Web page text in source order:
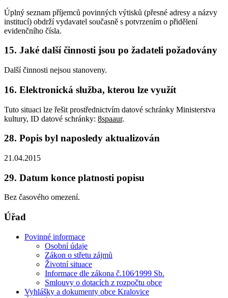
Úplný seznam příjemců povinných výtisků (přesné adresy a názvy
institucí) obdrží vydavatel současně s potvrzením o přidělení
evidenčního čísla.
15. Jaké další činnosti jsou po žadateli požadovány
Další činnosti nejsou stanoveny.
16. Elektronická služba, kterou lze využít
Tuto situaci lze řešit prostřednictvím datové schránky Ministerstva
kultury, ID datové schránky: 8spaaur.
28. Popis byl naposledy aktualizován
21.04.2015
29. Datum konce platnosti popisu
Bez časového omezení.
Úřad
Povinné informace
Osobní údaje
Zákon o střetu zájmů
Životní situace
Informace dle zákona č.106⁄1999 Sb.
Smlouvy o dotacích z rozpočtu obce
Vyhlášky a dokumenty obce Kralovice